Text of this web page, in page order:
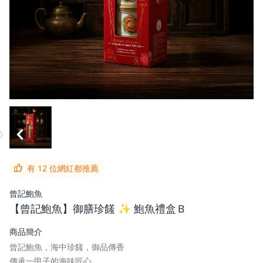
有 12 位網紅都推薦
曾記鮑魚
【曾記鮑魚】御膳珍饈 ✨ 鮑魚禮盒Ｂ
商品簡介
曾記鮑魚，海中珍饈，御品傳香